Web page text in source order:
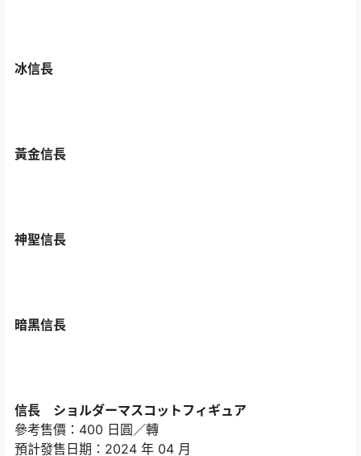
冰信長
黃金信長
神聖信長
暗黑信長
信長 ショルダーマスコットフィギュア
參考售價：400 日圓／轉
預計發售日期：2024 年 04 月